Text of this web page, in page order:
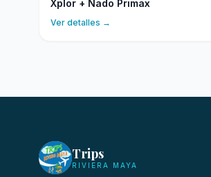
Xplor + Nado Primax
Ver detalles →
Trips
RIVIERA MAYA